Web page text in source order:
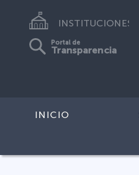
INSTITUCIONES
Portal de
Transparencia
INICIO